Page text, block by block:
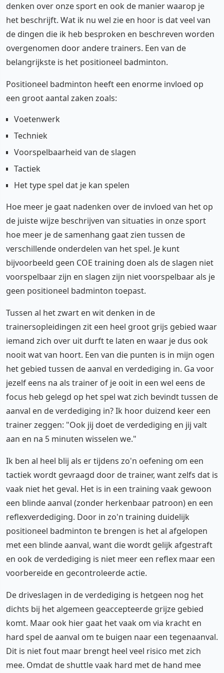
denken over onze sport en ook de manier waarop je
het beschrijft. Wat ik nu wel zie en hoor is dat veel van
de dingen die ik heb besproken en beschreven worden
overgenomen door andere trainers. Een van de
belangrijkste is het positioneel badminton.
Positioneel badminton heeft een enorme invloed op
een groot aantal zaken zoals:
Voetenwerk
Techniek
Voorspelbaarheid van de slagen
Tactiek
Het type spel dat je kan spelen
Hoe meer je gaat nadenken over de invloed van het op
de juiste wijze beschrijven van situaties in onze sport
hoe meer je de samenhang gaat zien tussen de
verschillende onderdelen van het spel. Je kunt
bijvoorbeeld geen COE training doen als de slagen niet
voorspelbaar zijn en slagen zijn niet voorspelbaar als je
geen positioneel badminton toepast.
Tussen al het zwart en wit denken in de
trainersopleidingen zit een heel groot grijs gebied waar
iemand zich over uit durft te laten en waar je dus ook
nooit wat van hoort. Een van die punten is in mijn ogen
het gebied tussen de aanval en verdediging in. Ga voor
jezelf eens na als trainer of je ooit in een wel eens de
focus heb gelegd op het spel wat zich bevindt tussen de
aanval en de verdediging in? Ik hoor duizend keer een
trainer zeggen: "Ook jij doet de verdediging en jij valt
aan en na 5 minuten wisselen we."
Ik ben al heel blij als er tijdens zo'n oefening om een
tactiek wordt gevraagd door de trainer, want zelfs dat is
vaak niet het geval. Het is in een training vaak gewoon
een blinde aanval (zonder herkenbaar patroon) en een
reflexverdediging. Door in zo'n training duidelijk
positioneel badminton te brengen is het al afgelopen
met een blinde aanval, want die wordt gelijk afgestraft
en ook de verdediging is niet meer een reflex maar een
voorbereide en gecontroleerde actie.
De driveslagen in de verdediging is hetgeen nog het
dichts bij het algemeen geaccepteerde grijze gebied
komt. Maar ook hier gaat het vaak om via kracht en
hard spel de aanval om te buigen naar een tegenaanval.
Dit is niet fout maar brengt heel veel risico met zich
mee. Omdat de shuttle vaak hard met de hand mee